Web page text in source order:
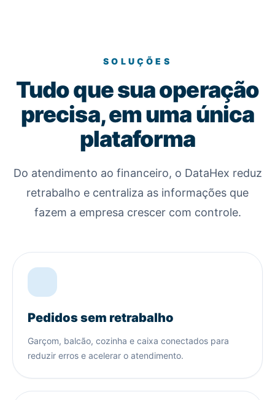
SOLUÇÕES
Tudo que sua operação
precisa, em uma única
plataforma
Do atendimento ao financeiro, o DataHex reduz
retrabalho e centraliza as informações que
fazem a empresa crescer com controle.
Pedidos sem retrabalho
Garçom, balcão, cozinha e caixa conectados para
reduzir erros e acelerar o atendimento.